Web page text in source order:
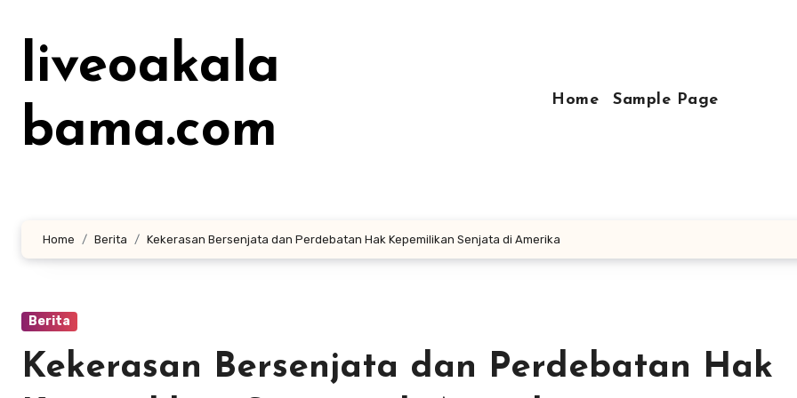
kontenliveoakala
bama.com
Home Sample Page
Home Berita Kekerasan Bersenjata dan Perdebatan Hak Kepemilikan Senjata di Amerika
Berita
Kekerasan Bersenjata dan Perdebatan Hak